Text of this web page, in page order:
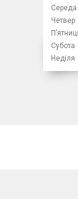
Середа
Четвер
Субота
Неділя